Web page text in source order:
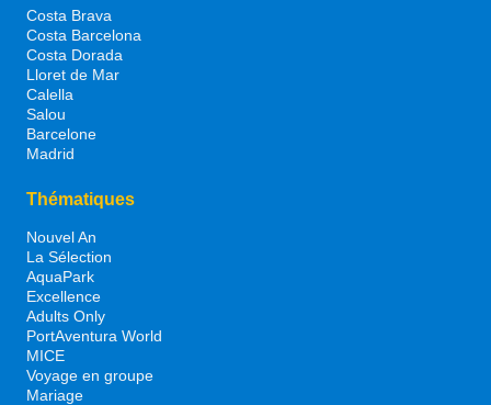
Costa Brava
Costa Barcelona
Costa Dorada
Lloret de Mar
Calella
Salou
Barcelone
Madrid
Thématiques
Nouvel An
La Sélection
AquaPark
Excellence
Adults Only
PortAventura World
MICE
Voyage en groupe
Mariage